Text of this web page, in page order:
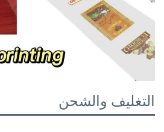
التغليف والشحن